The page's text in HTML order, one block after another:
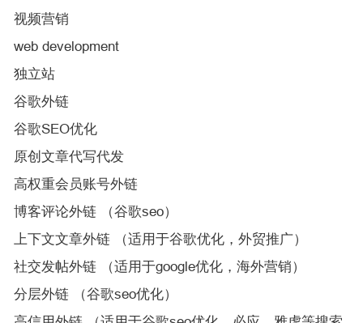
视频营销
web development
独立站
谷歌外链
谷歌SEO优化
原创文章代写代发
高权重会员账号外链
博客评论外链 （谷歌seo）
上下文文章外链 （适用于谷歌优化，外贸推广）
社交发帖外链 （适用于google优化，海外营销）
分层外链 （谷歌seo优化）